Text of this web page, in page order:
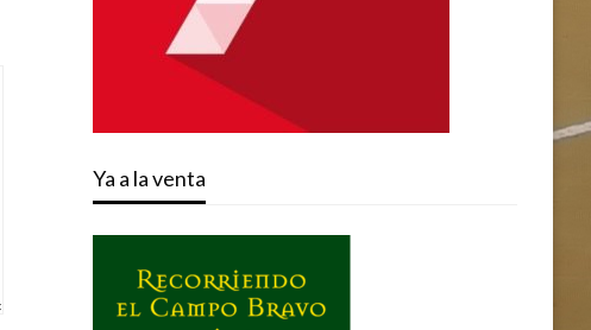
Ya a la venta